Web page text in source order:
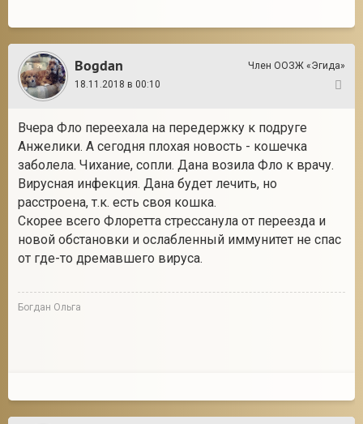
Bogdan
Член ООЗЖ «Эгида»
18.11.2018 в 00:10
Вчера Фло переехала на передержку к подруге
Анжелики. А сегодня плохая новость - кошечка
заболела. Чихание, сопли. Дана возила Фло к врачу.
Вирусная инфекция. Дана будет лечить, но
расстроена, т.к. есть своя кошка.
Скорее всего Флоретта стрессанула от переезда и
новой обстановки и ослабленный иммунитет не спас
от где-то дремавшего вируса.
Богдан Ольга